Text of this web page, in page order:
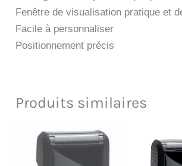
Fenêtre de visualisation pratique et
Facile à personnaliser
Positionnement précis
Produits similaires